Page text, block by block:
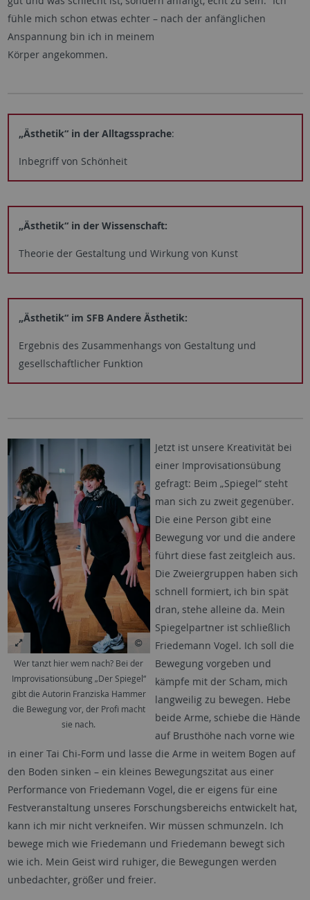
fühle mich schon etwas echter – nach der anfänglichen
Anspannung bin ich in meinem
Körper angekommen.
„Ästhetik“ in der Alltagssprache:
Inbegriff von Schönheit
„Ästhetik“ in der Wissenschaft:
Theorie der Gestaltung und Wirkung von Kunst
„Ästhetik“ im SFB Andere Ästhetik:
Ergebnis des Zusammenhangs von Gestaltung und
gesellschaftlicher Funktion
Wer tanzt hier wem nach? Bei der
Improvisationsübung „Der Spiegel“
gibt die Autorin Franziska Hammer
die Bewegung vor, der Profi macht
sie nach.
Jetzt ist unsere Kreativität bei
einer Improvisationsübung
gefragt: Beim „Spiegel“ steht
man sich zu zweit gegenüber.
Die eine Person gibt eine
Bewegung vor und die andere
führt diese fast zeitgleich aus.
Die Zweiergruppen haben sich
schnell formiert, ich bin spät
dran, stehe alleine da. Mein
Spiegelpartner ist schließlich
Friedemann Vogel. Ich soll die
Bewegung vorgeben und
kämpfe mit der Scham, mich
langweilig zu bewegen. Hebe
beide Arme, schiebe die Hände
auf Brusthöhe nach vorne wie
in einer Tai Chi-Form und lasse die Arme in weitem Bogen auf
den Boden sinken – ein kleines Bewegungszitat aus einer
Performance von Friedemann Vogel, die er eigens für eine
Festveranstaltung unseres Forschungsbereichs entwickelt hat,
kann ich mir nicht verkneifen. Wir müssen schmunzeln. Ich
bewege mich wie Friedemann und Friedemann bewegt sich
wie ich. Mein Geist wird ruhiger, die Bewegungen werden
unbedachter, größer und freier.